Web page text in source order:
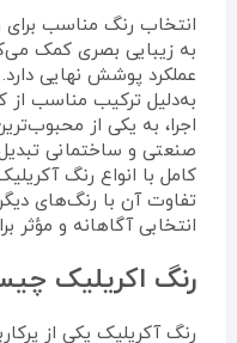
انتخاب رنگ مناسب
به زیبایی بصری کمک
عملکرد پوشش نهایی
به‌دلیل ترکیب مناسب
اجرا، به یکی از
صنعتی و ساختمانی
کامل با انواع رنگ
تفاوت آن با رنگ‌های
انتخابی آگاهانه و مؤثر
رنگ اکریلیک
رنگ آکریلیک یکی از